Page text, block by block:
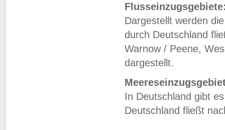
Dargestellt werden
durch Deutschland
Warnow / Peene,
dargestellt.
In Deutschland gibt
Deutschland fließt